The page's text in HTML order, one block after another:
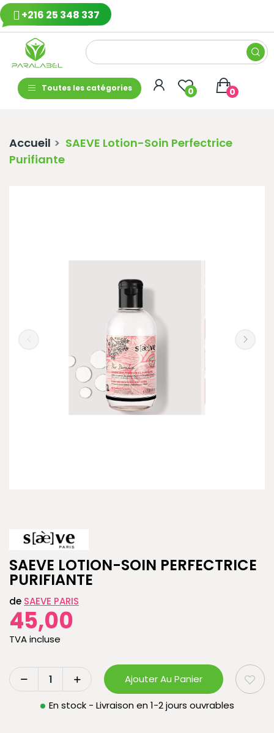
+216 25 348 337
Toutes les catégories 0 0
Accueil
SAEVE Lotion-Soin Perfectrice
Purifiante
SAEVE LOTION-SOIN PERFECTRICE
PURIFIANTE
de SAEVE PARIS
45,00
TVA incluse
Ajouter Au Panier
En stock - Livraison en 1-2 jours ouvrables